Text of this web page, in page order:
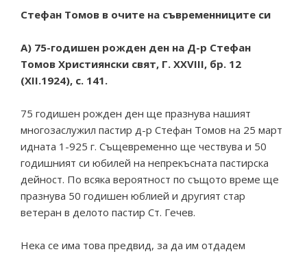
Стефан Томов в очите на съвременниците си
А) 75-годишен рожден ден на Д-р Стефан
Томов Християнски свят, Г. XXVIII, бр. 12
(XII.1924), с. 141.
75 годишен рожден ден ще празнува нашият
многозаслужил пастир д-р Стефан Томов на 25 март
идната 1-925 г. Същевременно ще чествува и 50
годишният си юбилей на непрекъсната пастирска
дейност. По всяка вероятност по същото време ще
празнува 50 годишен юблией и другият стар
ветеран в делото пастир Ст. Гечев.
Нека се има това предвид, за да им отдадем